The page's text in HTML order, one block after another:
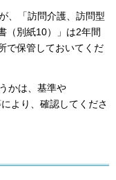
、「訪問介護、訪問型
（別紙10）」は2年間
で保管しておいてくだ
かは、基準や
より
、確認してくださ